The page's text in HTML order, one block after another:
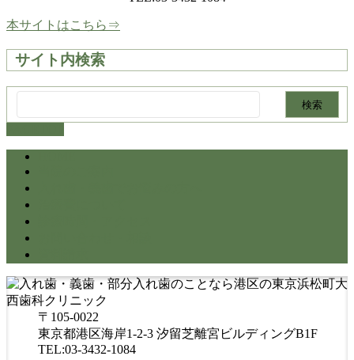
本サイトはこちら⇒
サイト内検索
索:
〒105-0022
東京都港区海岸1-2-3 汐留芝離宮ビルディングB1F
TEL:03-3432-1084